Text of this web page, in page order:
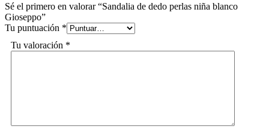
Sé el primero en valorar “Sandalia de dedo perlas niña blanco
Gioseppo”
Tu puntuación *
Tu valoración *